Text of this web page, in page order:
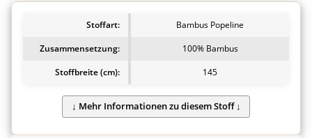
Stoffart:
Bambus Popeline
Zusammensetzung:
100% Bambus
Stoffbreite (cm):
145